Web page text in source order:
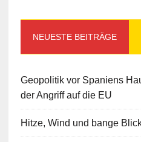
NEUESTE BEITRÄGE
Geopolitik vor Spaniens
der Angriff auf die EU
Hitze, Wind und bange